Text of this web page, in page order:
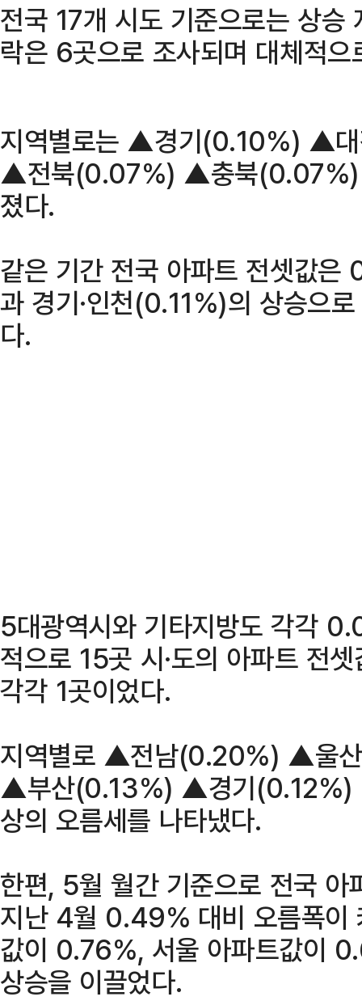
전국 17개 시도 기준으로는 상
락은 6곳으로 조사되며 대체적
지역별로는 ▲경기(0.10%) ▲
▲전북(0.07%) ▲충북(0.07%)
졌다.
같은 기간 전국 아파트 전셋값
과 경기·인천(0.11%)의 상승으
다.
5대광역시와 기타지방도 각각
적으로 15곳 시·도의 아파트 전
각각 1곳이었다.
지역별로 ▲전남(0.20%) ▲울
▲부산(0.13%) ▲경기(0.12%)
상의 오름세를 나타냈다.
한편, 5월 월간 기준으로 전국
지난 4월 0.49% 대비 오름폭이
값이 0.76%, 서울 아파트값이
상승을 이끌었다.